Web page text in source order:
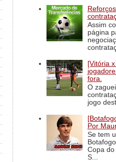
Assim
página
[Vitória
fora.
O
jogo
Por
Se tem
Copa
S...